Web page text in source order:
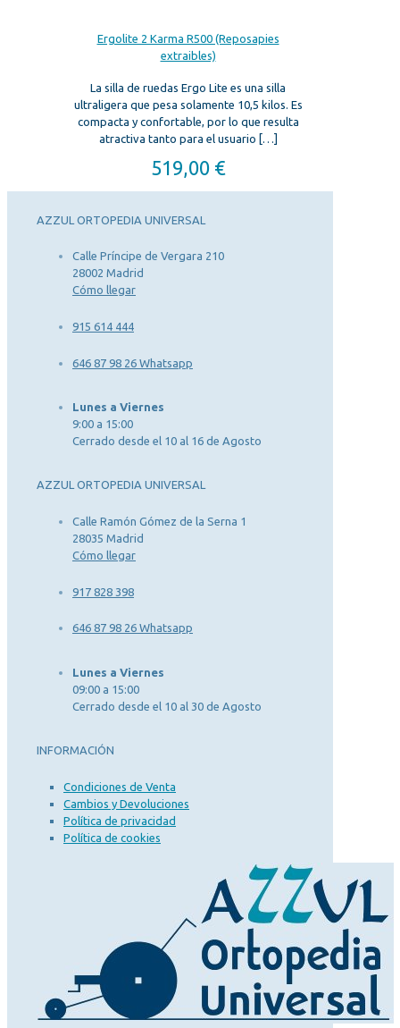
Ergolite 2 Karma R500 (Reposapies
extraibles)
La silla de ruedas Ergo Lite es una silla
ultraligera que pesa solamente 10,5 kilos. Es
compacta y confortable, por lo que resulta
atractiva tanto para el usuario […]
519,00 €
AZZUL ORTOPEDIA UNIVERSAL
Calle Príncipe de Vergara 210
28002 Madrid
Cómo llegar
915 614 444
646 87 98 26 Whatsapp
Lunes a Viernes
9:00 a 15:00
Cerrado desde el 10 al 16 de Agosto
AZZUL ORTOPEDIA UNIVERSAL
Calle Ramón Gómez de la Serna 1
28035 Madrid
Cómo llegar
917 828 398
646 87 98 26 Whatsapp
Lunes a Viernes
09:00 a 15:00
Cerrado desde el 10 al 30 de Agosto
INFORMACIÓN
Condiciones de Venta
Cambios y Devoluciones
Política de privacidad
Política de cookies